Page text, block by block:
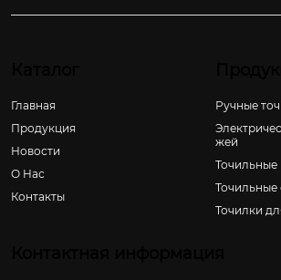
Главная
Продукция
Новости
О Hас
Контакты
Ручные
жей
Точильные
Точильные
Точилки